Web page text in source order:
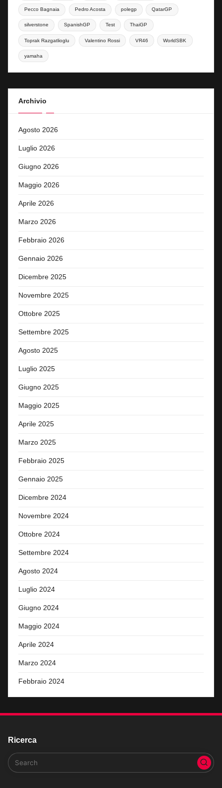
Pecco Bagnaia Pedro Acosta polegp QatarGP
silverstone SpanishGP Test ThaiGP
Toprak Razgatlioglu Valentino Rossi VR46 WorldSBK
yamaha
Archivio
Agosto 2026
Luglio 2026
Giugno 2026
Maggio 2026
Aprile 2026
Marzo 2026
Febbraio 2026
Gennaio 2026
Dicembre 2025
Novembre 2025
Ottobre 2025
Settembre 2025
Agosto 2025
Luglio 2025
Giugno 2025
Maggio 2025
Aprile 2025
Marzo 2025
Febbraio 2025
Gennaio 2025
Dicembre 2024
Novembre 2024
Ottobre 2024
Settembre 2024
Agosto 2024
Luglio 2024
Giugno 2024
Maggio 2024
Aprile 2024
Marzo 2024
Febbraio 2024
Ricerca